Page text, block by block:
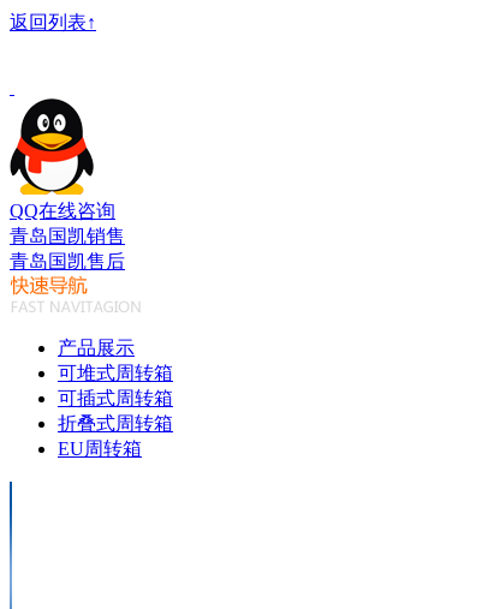
返回列表↑
QQ在线咨询
青岛国凯销售
青岛国凯售后
产品展示
可堆式周转箱
可插式周转箱
折叠式周转箱
EU周转箱